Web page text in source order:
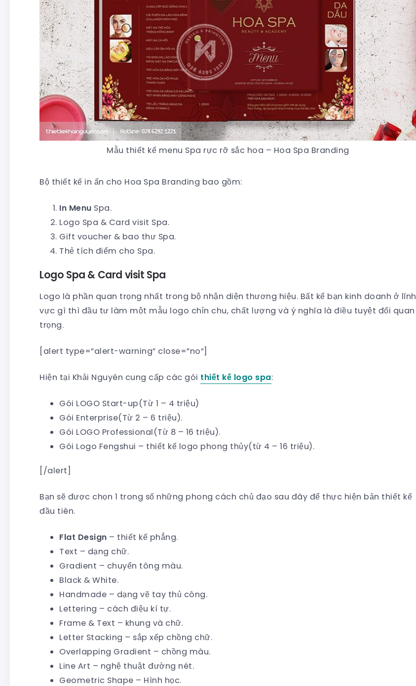
Mẫu thiết kế menu Spa rực rỡ sắc hoa – Hoa Spa Branding
Bộ thiết kế in ấn cho Hoa Spa Branding bao gồm:
In Menu Spa.
Logo Spa & Card visit Spa.
Gift voucher & bao thư Spa.
Thẻ tích điểm cho Spa.
Logo Spa & Card visit Spa
Logo là phần quan trọng nhất trong bộ nhận diện thương hiệu. Bất kể bạn kinh doanh ở lĩnh
vực gì thì đầu tư làm một mẫu logo chỉn chu, chất lượng và ý nghĩa là điều tuyệt đối quan
trọng.
[alert type=”alert-warning” close=”no”]
Hiện tại Khải Nguyên cung cấp các gói thiết kế logo spa:
Gói LOGO Start-up(Từ 1 – 4 triệu)
Gói Enterprise(Từ 2 – 6 triệu).
Gói LOGO Professional(Từ 8 – 16 triệu).
Gói Logo Fengshui – thiết kế logo phong thủy(từ 4 – 16 triệu).
[/alert]
Bạn sẽ được chọn 1 trong số những phong cách chủ đạo sau đây để thực hiện bản thiết kế
đầu tiên.
Flat Design – thiết kế phẳng.
Text – dạng chữ.
Gradient – chuyển tông màu.
Black & White.
Handmade – dạng vẽ tay thủ công.
Lettering – cách điệu kí tự.
Frame & Text – khung và chữ.
Letter Stacking – sắp xếp chồng chữ.
Overlapping Gradient – chồng màu.
Line Art – nghệ thuật đường nét.
Geometric Shape – Hình học.